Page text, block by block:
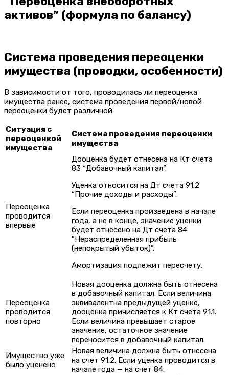
активов” (формула по балансу)
Система проведения переоценки
имущества (проводки, особенности)
В зависимости от того, проводилась ли переоценка
имущества ранее, система проведения первой/новой
переоценки будет различной:
Ситуация с
переоценкой
имущества
Система проведения переоценки
имущества
Переоценка
проводится
впервые
Дооценка будет отнесена на Кт счета
83 “Добавочный капитал”.
Уценка относится на Дт счета 91.2
“Прочие доходы и расходы”.
Если переоценка произведена в начале
года, а не в конце, значение уценки
будет отнесено на Дт счета 84
“Нераспределенная прибыль
(непокрытый убыток)”.
Амортизация подлежит пересчету.
Переоценка
проводится
повторно
Новая дооценка должна быть отнесена
в добавочный капитал. Если величина
эквивалентна предыдущей уценке,
дооценка причисляется к Кт счета 91.1.
Если величина превышает старое
значение, остаточное значение
переносится в добавочный капитал.
Имущество уже
было уценено
Новая величина должна быть отнесена
на счет 91.2. Если уценка проводится в
начале года — на счет 84.